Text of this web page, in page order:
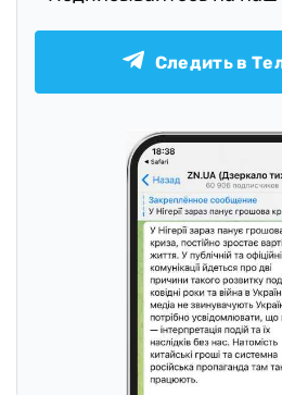
Следить в